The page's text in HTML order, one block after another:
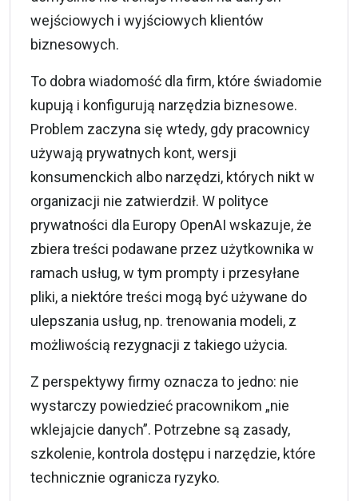
wejściowych i wyjściowych klientów
biznesowych.
To dobra wiadomość dla firm, które świadomie
kupują i konfigurują narzędzia biznesowe.
Problem zaczyna się wtedy, gdy pracownicy
używają prywatnych kont, wersji
konsumenckich albo narzędzi, których nikt w
organizacji nie zatwierdził. W polityce
prywatności dla Europy OpenAI wskazuje, że
zbiera treści podawane przez użytkownika w
ramach usług, w tym prompty i przesyłane
pliki, a niektóre treści mogą być używane do
ulepszania usług, np. trenowania modeli, z
możliwością rezygnacji z takiego użycia.
Z perspektywy firmy oznacza to jedno: nie
wystarczy powiedzieć pracownikom „nie
wklejajcie danych”. Potrzebne są zasady,
szkolenie, kontrola dostępu i narzędzie, które
technicznie ogranicza ryzyko.